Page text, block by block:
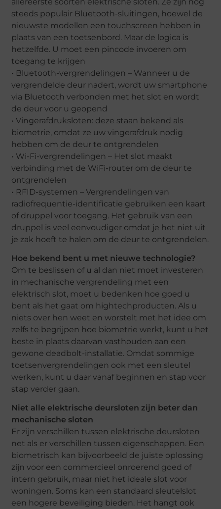
steeds populair Bluetooth-sluitingen, hoewel de
nieuwste modellen een touchscreen hebben in
plaats van een toetsenbord. Maar de logica is
hetzelfde. U moet een pincode invoeren om
toegang te krijgen
• Bluetooth-vergrendelingen – Wanneer u de
vergrendelde deur nadert, wordt uw smartphone
via Bluetooth verbonden met het slot en wordt
de deur voor u geopend
• Vingerafdruksloten: deze staan bekend als
biometrie, omdat ze uw vingerafdruk nodig
hebben om de deur te ontgrendelen
• Wi-Fi-vergrendelingen – Het slot maakt
verbinding met de WiFi-router om de deur te
ontgrendelen
• RFID-systemen – Vergrendelingen van
radiofrequentie-identificatie gebruiken een kaart
of druppel voor toegang. Het gebruik van een
druppel is veel eenvoudiger omdat je het niet uit
je zak hoeft te halen om de deur te ontgrendelen.
Hoe bekend bent u met nieuwe technologie?
Om te beslissen of u al dan niet moet investeren
in mechanische vergrendeling met een
elektrisch slot, moet u bedenken hoe goed u
bent als het gaat om hightechproducten. Als u
niets over hen weet en worstelt met het idee om
zelfs te begrijpen hoe biometrie werkt, kunt u het
beste in plaats daarvan vasthouden aan een
gewone deadbolt-installatie. Omdat sommige
toetsenvergrendelingen ook met een sleutel
werken, kunt u daar vanaf beginnen en stap voor
stap verder gaan.
Niet alle elektrische deursloten zijn beter dan
mechanische sloten
Er zijn verschillen tussen elektrische deursloten
net als er verschillen tussen eigenschappen. Een
biometrisch kan bijvoorbeeld de juiste oplossing
zijn voor een commercieel onroerend goed of
intern gebruik, maar niet het ideale slot voor
woningen. Soms kan een standaard sleutelslot
een hogere beveiliging bieden. Het hangt ook